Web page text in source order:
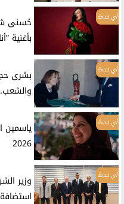
أي خدمة
حُسنى
بأغنية
أي خدمة
بشرى
أي خدمة
ياسمين
2026
أي خدمة
وزير